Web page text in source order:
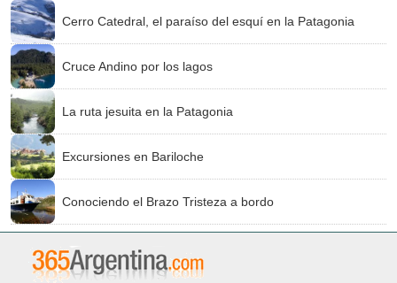
Cerro Catedral, el paraíso del esquí en la Patagonia
Cruce Andino por los lagos
La ruta jesuita en la Patagonia
Excursiones en Bariloche
Conociendo el Brazo Tristeza a bordo